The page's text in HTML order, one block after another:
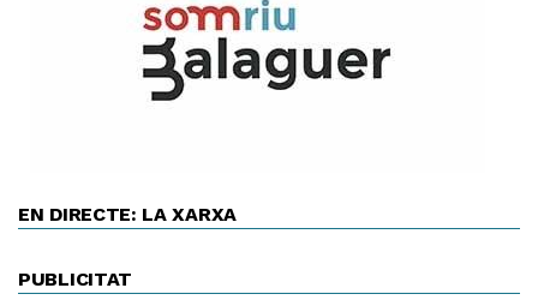
EN DIRECTE: LA XARXA
PUBLICITAT